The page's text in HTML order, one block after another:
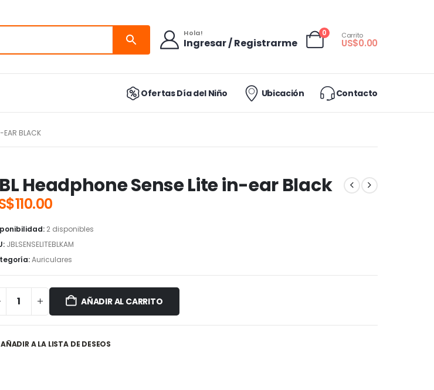
Hola!
Ingresar / Registrarme
0 Carrito
US$0.00
Ofertas Día del Niño Ubicación Contacto
EAR BLACK
Headphone Sense Lite in-ear Black
110.00
2 disponibles
JBLSENSELITEBLKAM
Auriculares
AÑADIR AL CARRITO
AÑADIR A LA LISTA DE DESEOS